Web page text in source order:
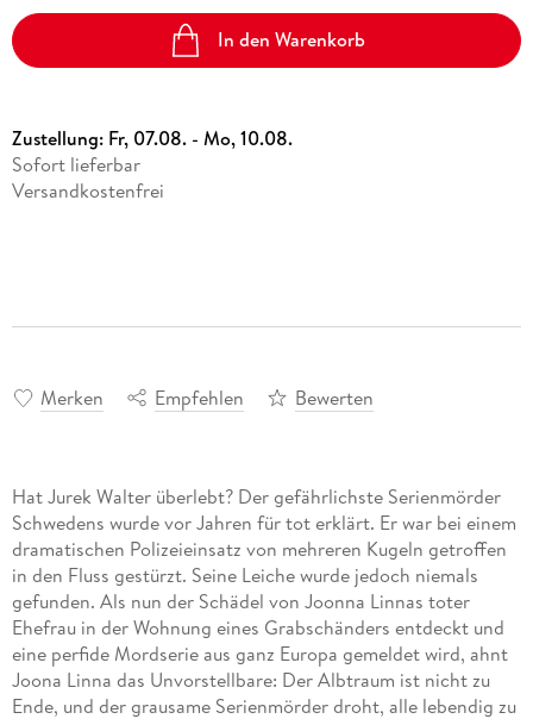
In den Warenkorb
Zustellung: Fr, 07.08. - Mo, 10.08.
Sofort lieferbar
Versandkostenfrei
Merken Empfehlen Bewerten
Hat Jurek Walter überlebt? Der gefährlichste Serienmörder
Schwedens wurde vor Jahren für tot erklärt. Er war bei einem
dramatischen Polizeieinsatz von mehreren Kugeln getroffen
in den Fluss gestürzt. Seine Leiche wurde jedoch niemals
gefunden. Als nun der Schädel von Joonna Linnas toter
Ehefrau in der Wohnung eines Grabschänders entdeckt und
eine perfide Mordserie aus ganz Europa gemeldet wird, ahnt
Joona Linna das Unvorstellbare: Der Albtraum ist nicht zu
Ende, und der grausame Serienmörder droht, alle lebendig zu